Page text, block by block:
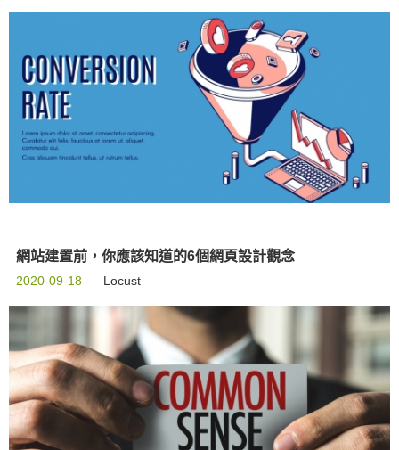
網站建置前，你應該知道的6個網頁設計觀念
2020-09-18 Locust